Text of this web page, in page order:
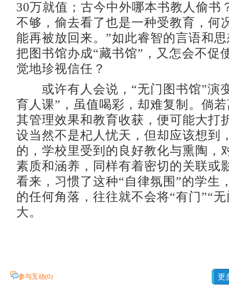
30万就值；古今中外哪本书教人偷书
不够，偷去看了也是一种受教育，何
能再被放回来。”如此睿智的言语和
把图书馆办成“藏书馆”，又怎会不促
觉地珍视信任？
或许有人会说，“无门图书馆”演
育人课”，虽值喝彩，却难复制。倘
其管理效果和教育收获，便可能大打
设当然不是杞人忧天，但却应该想到
的，学校里受到的良好教化与熏陶，
素质和涵养，同样有着密切的关联或
看来，习惯了这种“自律氛围”的学生
的任何角落，往往就不会将“有门”“
大。
参与互动(0) 更